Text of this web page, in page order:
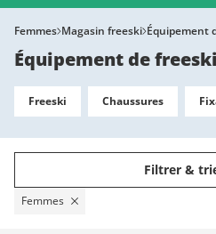
Femmes Magasin freeski Équipement
Équipement de
Freeski Chaussures
Filtrer &
Femmes